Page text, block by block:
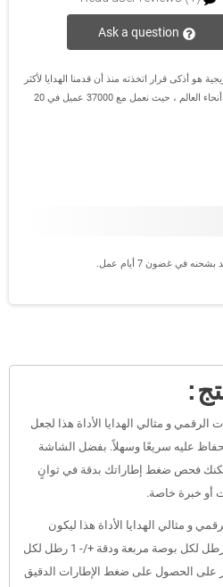
هو أذكى قرار اتخذته منذ أن قدمنا الهدايا لأكثر
من 50 علامة تجارية مشهورة في جميع أنحاء العالم ، حيث نعمل مع 37000 عميل في 20
في غضون 7 أيام عمل.
و مثالي الهدايا الأداة هذا لجعل
عليه سريعًا وسهلاً. بفضل الشاشة
يمكنك فحص ضغط إطاراتك بدقة في ثوانٍ
أو خبرة خاصة.
و مثالي الهدايا الأداة هذا ليكون
دقيقًا للغاية، مع نطاق من 0-200 رطل لكل بوصة مربعة ودقة +/- 1 رطل لكل
على الحصول على ضغط الإطارات الدقيق